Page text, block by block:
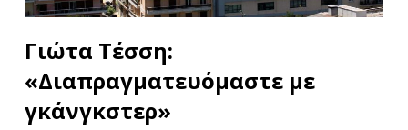
Γιώτα Τέσση:
«Διαπραγματευόμαστε με
γκάνγκστερ»